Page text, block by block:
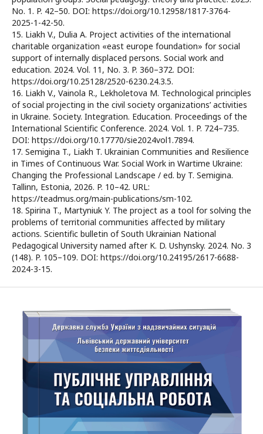
No. 1. P. 42–50. DOI: https://doi.org/10.12958/1817-3764-
2025-1-42-50.
15. Liakh V., Dulia A. Project activities of the international
charitable organization «east europe foundation» for social
support of internally displaced persons. Social work and
education. 2024. Vol. 11, No. 3. P. 360–372. DOI:
https://doi.org/10.25128/2520-6230.24.3.5.
16. Liakh V., Vainola R., Lekholetova M. Technological principles
of social projecting in the civil society organizations’ activities
in Ukraine. Society. Integration. Education. Proceedings of the
International Scientific Conference. 2024. Vol. 1. P. 724–735.
DOI: https://doi.org/10.17770/sie2024vol1.7894.
17. Semigina T., Liakh T. Ukrainian Communities and Resilience
in Times of Continuous War. Social Work in Wartime Ukraine:
Changing the Professional Landscape / ed. by T. Semigina.
Tallinn, Estonia, 2026. P. 10–42. URL:
https://teadmus.org/main-publications/sm-102.
18. Spirina T., Martyniuk Y. The project as a tool for solving the
problems of territorial communities affected by military
actions. Scientific bulletin of South Ukrainian National
Pedagogical University named after K. D. Ushynsky. 2024. No. 3
(148). P. 105–109. DOI: https://doi.org/10.24195/2617-6688-
2024-3-15.